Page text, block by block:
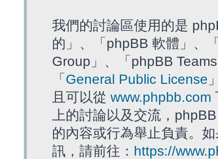
我們的討論區使用的是
的」、「phpBB 軟體」、
Group」、「phpBB
「 General Public License
且可以從 www.phpbb.com
上的討論以及交流，
的內容或行為舉止負責。
訊，請前往： https://